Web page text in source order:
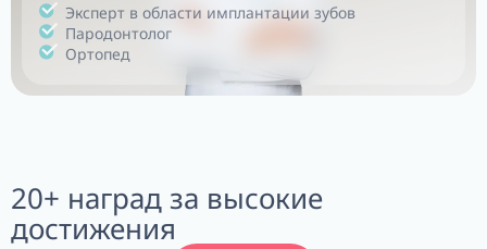
Эксперт в области имплантации зубов
Пародонтолог
Ортопед
20+ наград за высокие
достижения